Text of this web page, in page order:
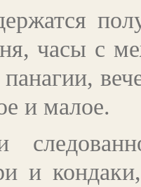
часы с
и малое.
и